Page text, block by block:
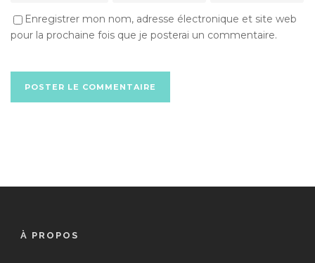
Enregistrer mon nom, adresse électronique et site web
pour la prochaine fois que je posterai un commentaire.
À PROPOS